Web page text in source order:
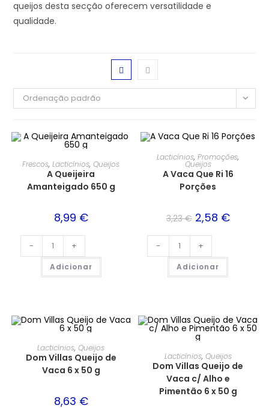
queijos desta secção oferecem versatilidade e
qualidade.
Ordenação padrão
Frescos,Lacticínios,Queijos
A Queijeira
Amanteigado 650 g
8,99 €
- +
Adicionar
PROMOÇÃO!
Lacticínios,Promoções,
Queijos
A Vaca Que Ri 16
Porções
3,23€ 2,58 €
- +
Adicionar
Lacticínios,Queijos
Dom Villas Queijo de
Vaca 6 x 50 g
8,63 €
Lacticínios, Queijos
Dom Villas Queijo de
Vaca c/ Alho e
Pimentão 6 x 50 g